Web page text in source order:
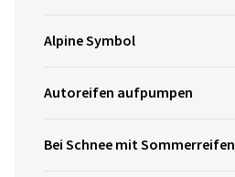
Alpine Symbol
Autoreifen aufpumpen
Bei Schnee mit Sommerreifen